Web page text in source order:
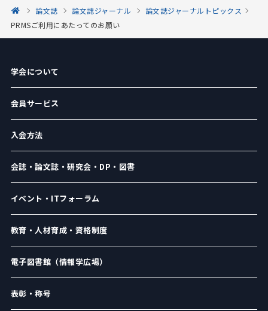
論文誌 論文誌ジャーナル
論文誌ジャーナルトピックス
PRMSご利用にあたってのお願い
学会について
会員サービス
入会方法
会誌・論文誌・研究会・DP・図書
イベント・ITフォーラム
教育・人材育成・資格制度
電子図書館（情報学広場）
表彰・称号